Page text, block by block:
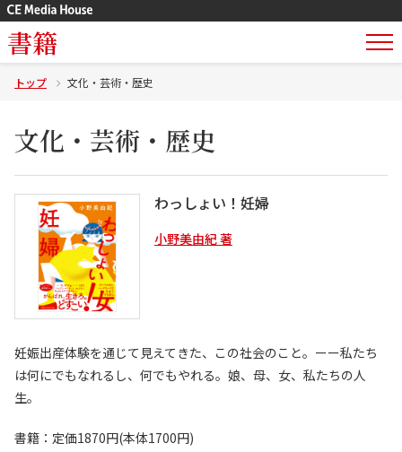
書籍
トップ 文化・芸術・歴史
文化・芸術・歴史
わっしょい！妊婦
小野美由紀 著
妊娠出産体験を通じて見えてきた、この社会のこと。ーー私たち
は何にでもなれるし、何でもやれる。娘、母、女、私たちの人
生。
書籍：定価1870円(本体1700円)